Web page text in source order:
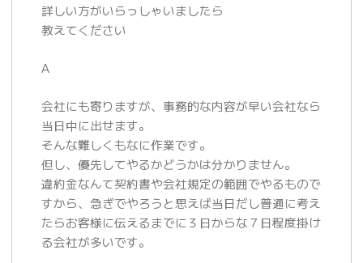
詳しい方がいらっしゃいましたら
教えてください
A
会社にも寄りますが、事務的な内容が早い会社なら
当日中に出せます。
そんな難しくもなに作業です。
但し、優先してやるかどうかは分かりません。
違約金なんて契約書や会社規定の範囲でやるもので
すから、急ぎでやろうと思えば当日だし普通に考え
たらお客様に伝えるまでに３日からな７日程度掛け
る会社が多いです。